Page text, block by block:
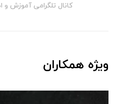
کانال تلگرامی آموزش و
ویژه همکاران